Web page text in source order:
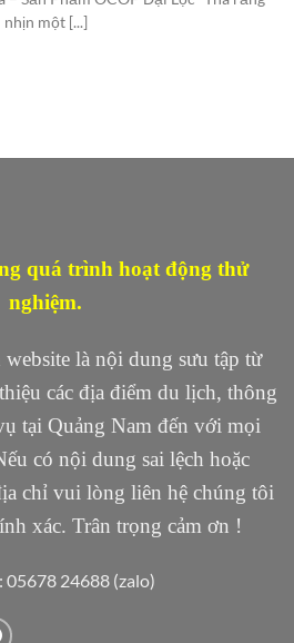
nhịn một [...]
quá trình hoạt động thử
nghiệm.
là nội dung sưu tập từ
các địa điểm du lịch, thông
tại Quảng Nam đến với mọi
có nội dung sai lệch hoặc
chỉ vui lòng liên hệ chúng tôi
xác. Trân trọng cảm ơn !
05678 24688 (zalo)